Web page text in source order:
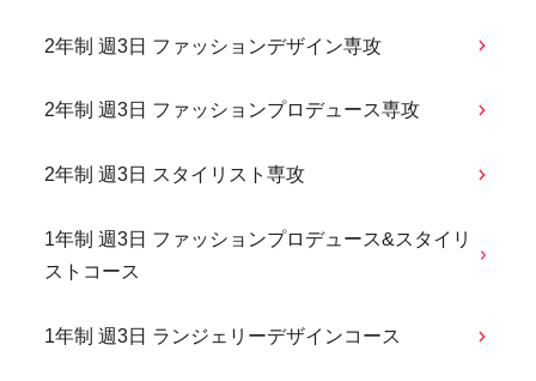
2年制 週3日 ファッションデザイン専攻
2年制 週3日 ファッションプロデュース専攻
2年制 週3日 スタイリスト専攻
1年制 週3日 ファッションプロデュース&スタイリ
ストコース
1年制 週3日 ランジェリーデザインコース